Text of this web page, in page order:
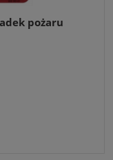
pożaru